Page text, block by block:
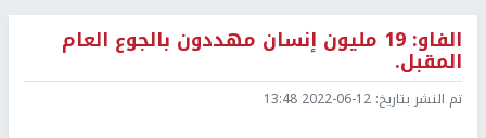
الفاو: 19 مليون إنسان مهددون بالجوع العام
المقبل.
تم النشر بتاريخ: 2022-06-12 13:48